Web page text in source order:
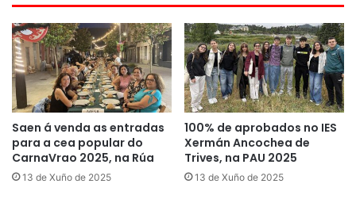
Saen á venda as entradas
para a cea popular do
CarnaVrao 2025, na Rúa
13 de Xuño de 2025
100% de aprobados no IES
Xermán Ancochea de
Trives, na PAU 2025
13 de Xuño de 2025